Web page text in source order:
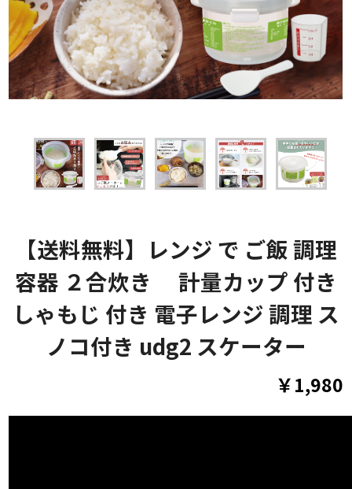
【送料無料】レンジ で ご飯 調理
容器 ２合炊き 計量カップ 付き
しゃもじ 付き 電子レンジ 調理 ス
ノコ付き udg2 スケーター
￥1,980